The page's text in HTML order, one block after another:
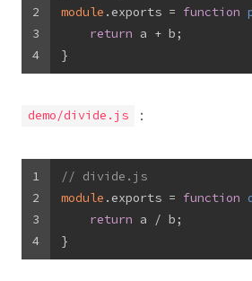
2
3
4
module .exports = function
return a + b;
}
demo/divide.js ：
1
2
3
4
// divide.js
module .exports = function
return a / b;
}